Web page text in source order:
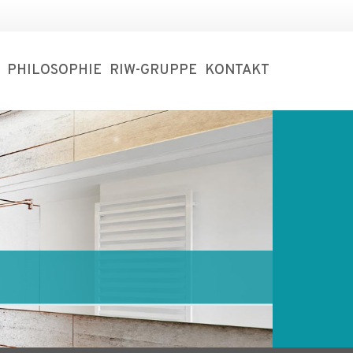
PHILOSOPHIE RIW-GRUPPE KONTAKT